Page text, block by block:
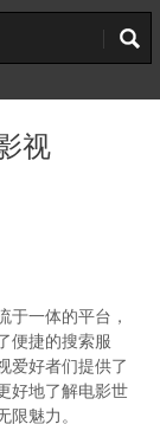
视
于一体的平台，
便捷的搜索服
爱好者们提供了
好地了解电影世
魅力。